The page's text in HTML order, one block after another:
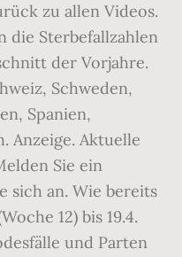
zu allen Videos.
die Sterbe­fallzahlen
der Vorjahre.
Schweden,
Spanien,
Anzeige. Aktuelle
Sie ein
sich an. Wie bereits
12) bis 19.4.
und Parten